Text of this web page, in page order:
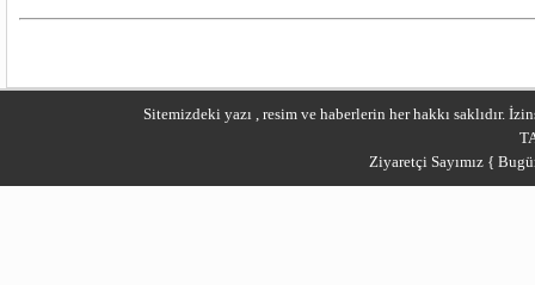
Sitemizdeki yazı , resim ve haberlerin her hakkı saklıdır.
Ziyaretçi Sayımız {